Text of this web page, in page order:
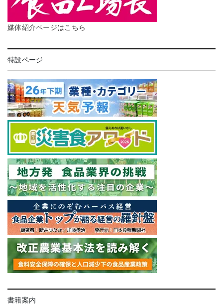
媒体紹介ページはこちら
特設ページ
書籍案内